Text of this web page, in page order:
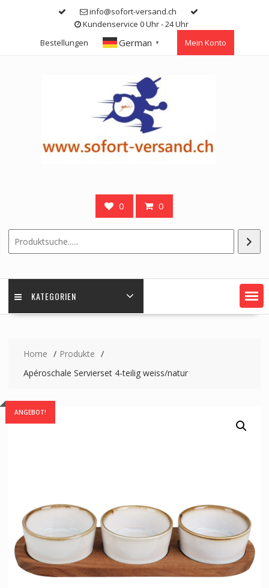
info@sofort-versand.ch
Kundenservice 0 Uhr - 24 Uhr
Bestellungen
German ▼ Mein Konto
0 0
KATEGORIEN
Home
Produkte
Apéroschale Servierset 4-teilig weiss/natur
ANGEBOT!